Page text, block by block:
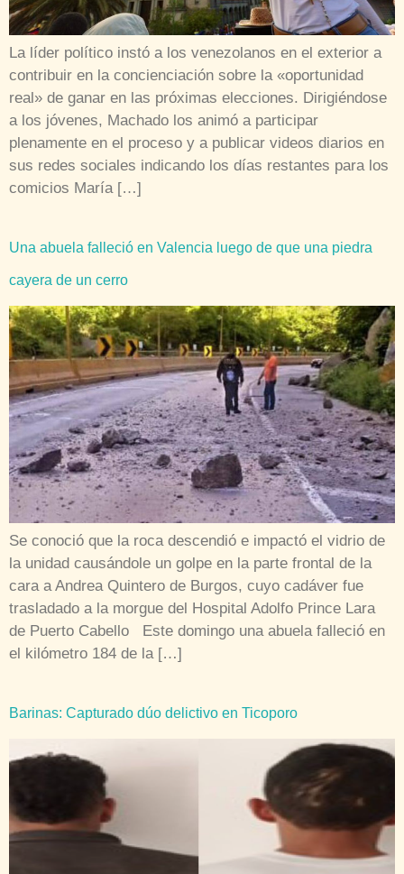
La líder político instó a los venezolanos en el exterior a
contribuir en la concienciación sobre la «oportunidad
real» de ganar en las próximas elecciones. Dirigiéndose
a los jóvenes, Machado los animó a participar
plenamente en el proceso y a publicar videos diarios en
sus redes sociales indicando los días restantes para los
comicios María […]
Una abuela falleció en Valencia luego de que una piedra
cayera de un cerro
Se conoció que la roca descendió e impactó el vidrio de
la unidad causándole un golpe en la parte frontal de la
cara a Andrea Quintero de Burgos, cuyo cadáver fue
trasladado a la morgue del Hospital Adolfo Prince Lara
de Puerto Cabello Este domingo una abuela falleció en
el kilómetro 184 de la […]
Barinas: Capturado dúo delictivo en Ticoporo